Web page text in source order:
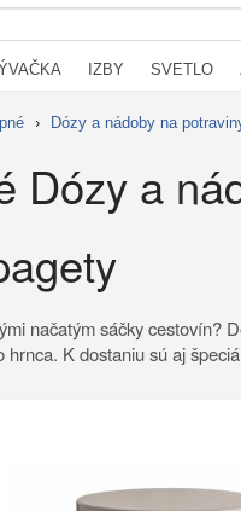
IZBY SVETLO
› Dózy a nádoby na
Dózy a
načatým sáčky cestovín?
K dostaniu sú aj